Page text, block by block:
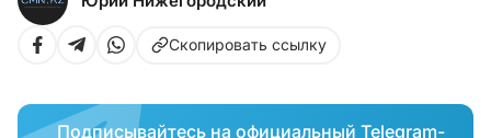
Скопировать ссылку
Подписывайтесь на официальный Telegram-